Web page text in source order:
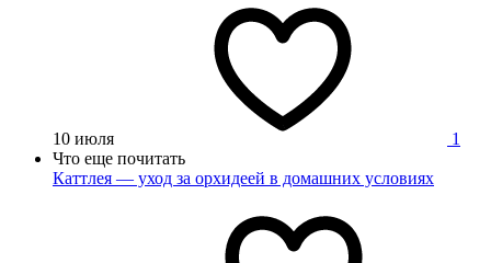
10 июля
1
Что еще почитать
Каттлея — уход за орхидеей в домашних условиях